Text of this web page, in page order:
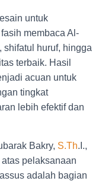
untuk
membaca Al-
shifatul huruf, hingga
terbaik. Hasil
acuan untuk
tingkat
lebih efektif dan
Bakry, S.Th.I.,
pelaksanaan
adalah bagian